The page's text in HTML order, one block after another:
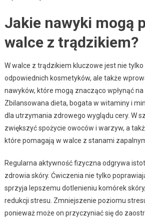
Jakie nawyki mogą
walce z trądzikiem?
W walce z trądzikiem kluczowe jest nie
odpowiednich kosmetyków, ale także
nawyków, które mogą znacząco wpłynąć na
Zbilansowana dieta, bogata w witaminy i
dla utrzymania zdrowego wyglądu cery. W
zwiększyć spożycie owoców i warzyw, a
które pomagają w walce z stanami
Regularna aktywność fizyczna odgrywa
zdrowia skóry. Ćwiczenia nie tylko
sprzyja lepszemu dotlenieniu komórek
redukcji stresu. Zmniejszenie poziomu
ponieważ może on przyczyniać się do